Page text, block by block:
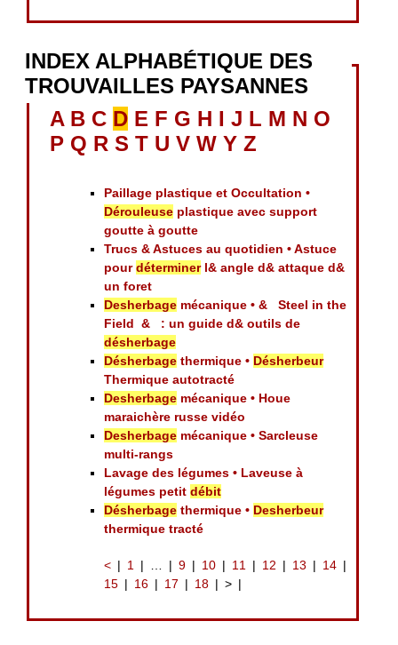
INDEX ALPHABÉTIQUE DES
TROUVAILLES PAYSANNES
A B C D E F G H I J L M N O
P Q R S T U V W Y Z
Paillage plastique et Occultation •
Dérouleuse plastique avec support
goutte à goutte
Trucs & Astuces au quotidien • Astuce
pourdéterminerl& angle d& attaque d&
un foret
Desherbage mécanique • & Steel in the
Field & : un guide d& outils de
désherbage
Désherbage thermique • Désherbeur
Thermique autotracté
Desherbage mécanique • Houe
maraichère russe vidéo
Desherbage mécanique • Sarcleuse
multi-rangs
Lavage des légumes • Laveuse à
légumes petitdébit
Désherbage thermique • Desherbeur
thermique tracté
< 1 … 9 10 11 12 13
14
15
16 17 18 >